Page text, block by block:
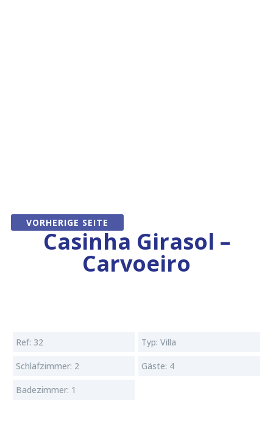
VORHERIGE SEITE
Casinha Girasol –
Carvoeiro
Ref: 32 Typ: Villa
Schlafzimmer: 2 Gäste: 4
Badezimmer: 1